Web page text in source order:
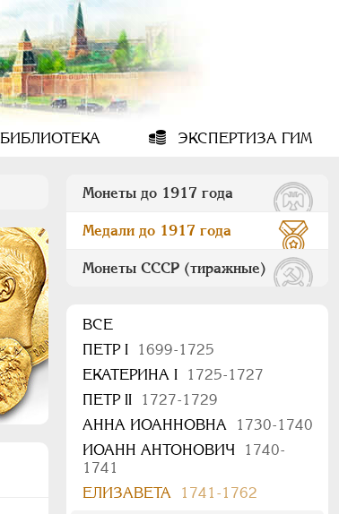
БИБЛИОТЕКА ЭКСПЕРТИЗА ГИМ
Монеты до 1917 года
Медали до 1917 года
Монеты СССР (тиражные)
ВСЕ
ПEТР I
1699-1725
ЕКАТЕРИНА I
1725-1727
ПЕТР II
1727-1729
АННА ИОАННОВНА
1730-1740
ИОАНН АНТОНОВИЧ
1740-
1741
ЕЛИЗАВЕТА
1741-1762